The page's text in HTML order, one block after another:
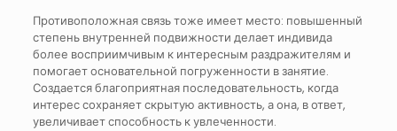
Противоположная связь тоже имеет место: повышенный
степень внутренней подвижности делает индивида
более восприимчивым к интересным раздражителям и
помогает основательной погруженности в занятие.
Создается благоприятная последовательность, когда
интерес сохраняет скрытую активность, а она, в ответ,
увеличивает способность к увлеченности.